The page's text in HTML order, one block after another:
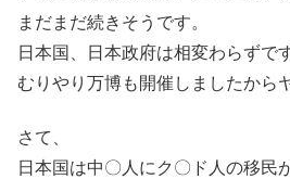
まだまだ続きそうです。
日本国、日本政府は相変わらずです
むりやり万博も開催しましたから
さて、
日本国は中〇人にク〇ド人の移民